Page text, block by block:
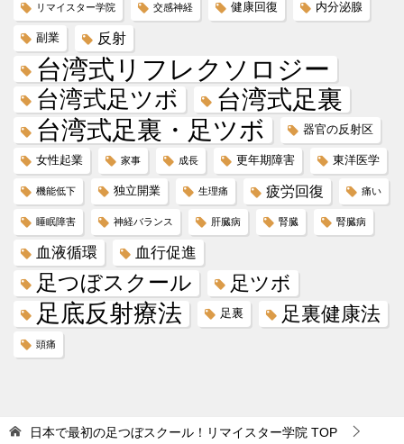
リマイスター学院 交感神経 健康回復 内分泌腺
副業 反射
台湾式リフレクソロジー
台湾式足ツボ
台湾式足裏
台湾式足裏・足ツボ
器官の反射区
女性起業 家事 成長 更年期障害 東洋医学
機能低下 独立開業 生理痛 疲労回復 痛い
睡眠障害 神経バランス 肝臓病 腎臓 腎臓病
血液循環 血行促進
足つぼスクール 足ツボ
足底反射療法 足裏 足裏健康法
頭痛
日本で最初の足つぼスクール！リマイスター学院 TOP